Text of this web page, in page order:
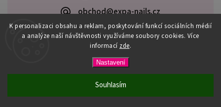
K personalizaci obsahu a reklam, poskytování funkcí sociálních médií
a analýze naší návštěvnosti využíváme soubory cookies. Více
informací zde.
Nastavení
Souhlasím
PŘI NÁKUPU NAD 600,- MÁTE DOPRAVU ZDARMA / DÁREK K
obchod@expa-nails.cz
Expanails.cz. Všechna práva vyhrazena.
Upravit nastavení cookies
VytvořilShoptet | Design